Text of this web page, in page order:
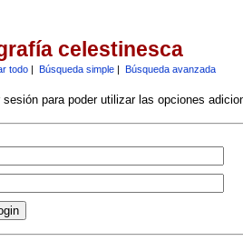
celestinesca
todo| Búsqueda simple| Búsqueda avanzada
sesión para poder utilizar las opciones